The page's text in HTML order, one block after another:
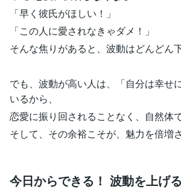
「早く彼氏がほしい！」
「この人に愛されなきゃダメ！」
そんな焦りがあると、波動はどんどん
でも、波動が高い人は、「自分は幸せ
いるから、
恋愛に振り回されることなく、自然体
そして、その余裕こそが、魅力を倍増
今日からできる！ 波動を上げ